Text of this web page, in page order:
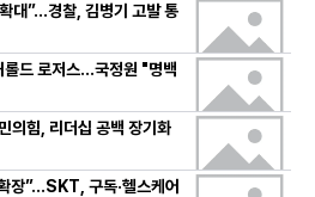
대”…경찰, 김병기 고발 통
롤드 로저스…국정원 "명백
의힘, 리더십 공백 장기화
장”…SKT, 구독·헬스케어